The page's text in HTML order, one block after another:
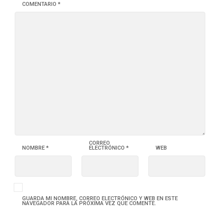
COMENTARIO *
NOMBRE *
CORREO
ELECTRÓNICO * WEB
GUARDA MI NOMBRE, CORREO ELECTRÓNICO Y WEB EN ESTE
NAVEGADOR PARA LA PRÓXIMA VEZ QUE COMENTE.